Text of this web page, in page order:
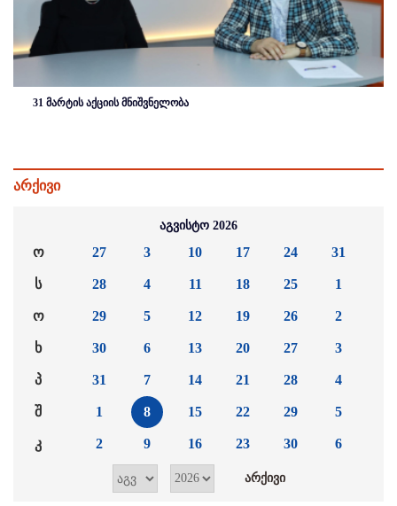
31 მარტის აქციის მნიშვნელობა
არქივი
აგვისტო 2026
ო
ს
ო
ხ
პ
შ
კ
27
28
29
30
31
1
2
3
4
5
6
7
8
9
10
11
12
13
14
15
16
17
18
19
20
21
22
23
24
25
26
27
28
29
30
31
1
2
3
4
5
6